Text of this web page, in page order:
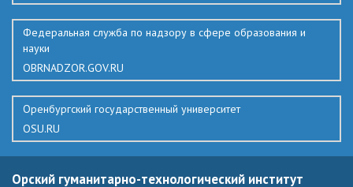
Федеральная служба по надзору в сфере образования и
науки
OBRNADZOR.GOV.RU
Оренбургский государственный университет
OSU.RU
Орский гуманитарно-технологический институт